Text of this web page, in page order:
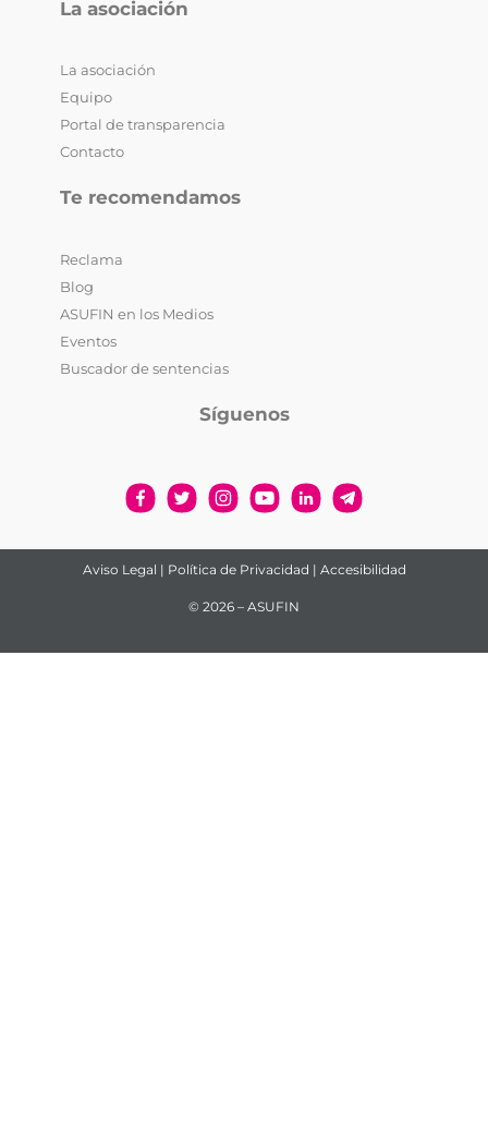
La asociación
La asociación
Equipo
Portal de transparencia
Contacto
Te recomendamos
Reclama
Blog
ASUFIN en los Medios
Eventos
Buscador de sentencias
Síguenos
Aviso Legal | Política de Privacidad | Accesibilidad
© 2026 – ASUFIN